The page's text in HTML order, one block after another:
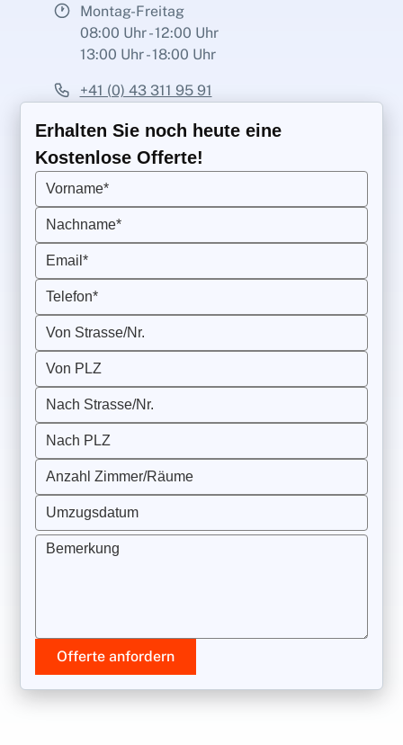
Montag-Freitag
08:00 Uhr - 12:00 Uhr
13:00 Uhr - 18:00 Uhr
+41 (0) 43 311 95 91
Erhalten Sie noch heute eine
Kostenlose Offerte!
Vorname*
Nachname*
Email*
Telefon*
Von Strasse/Nr.
Von PLZ
Nach Strasse/Nr.
Nach PLZ
Anzahl Zimmer/Räume
Umzugsdatum
Bemerkung
Offerte anfordern